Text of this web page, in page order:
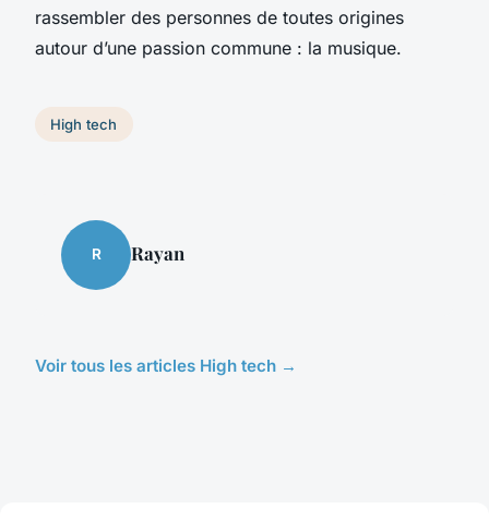
rassembler des personnes de toutes origines
autour d’une passion commune : la musique.
High tech
R Rayan
Voir tous les articles High tech →